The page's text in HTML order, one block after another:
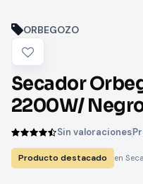
ORBEGOZO
Secador
2200W/
Sin valoraciones
Producto destacado en